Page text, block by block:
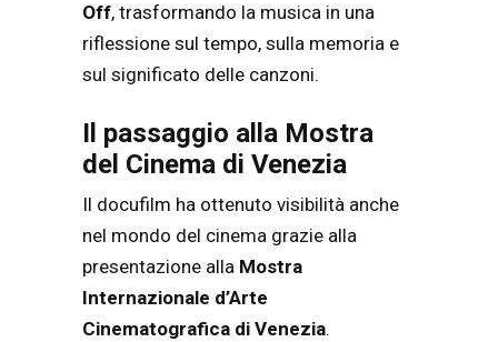
Off, trasformando la musica in una
riflessione sul tempo, sulla memoria e
sul significato delle canzoni.
Il passaggio alla Mostra
del Cinema di Venezia
Il docufilm ha ottenuto visibilità anche
nel mondo del cinema grazie alla
presentazione alla Mostra
Internazionale d’Arte
Cinematografica di Venezia.